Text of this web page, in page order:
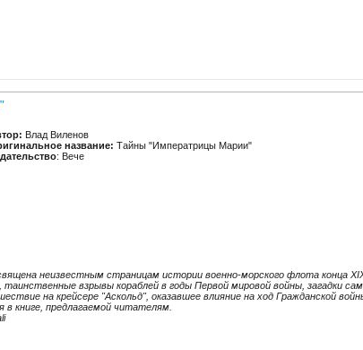
Влад Виленов
название: Тайны "Императрицы Марии"
: Вече
неизвестным страницам истории военно-морского флота конца
таинственные взрывы кораблей в годы Первой мировой войны, загадки
на крейсере "Аскольд", оказавшее влияние на ход Гражданской
в книге, предлагаемой читателям.